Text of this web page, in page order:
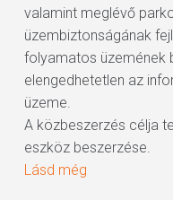
valamint meglévő
üzembiztonságának
folyamatos üzemének
elengedhetetlen az
üzeme.
A közbeszerzés célja
eszköz beszerzése.
Lásd még